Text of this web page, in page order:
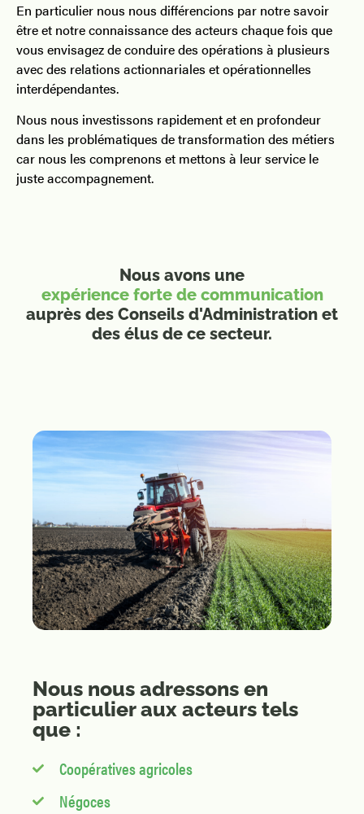
En particulier nous nous différencions par notre savoir
être et notre connaissance des acteurs chaque fois que
vous envisagez de conduire des opérations à plusieurs
avec des relations actionnariales et opérationnelles
interdépendantes.
Nous nous investissons rapidement et en profondeur
dans les problématiques de transformation des métiers
car nous les comprenons et mettons à leur service le
juste accompagnement.
Nous avons une
expérience forte de communication
auprès des Conseils d'Administration et
des élus de ce secteur.
Nous nous adressons en
particulier aux acteurs tels
que :
Coopératives agricoles
Négoces